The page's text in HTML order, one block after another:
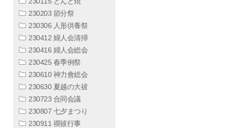
230203 節分祭
230306 人形供養祭
230412 婦人会清掃
230416 婦人会総会
230425 春季例祭
230610 神力會総会
230630 夏越の大祓
230723 合同会議
230807 七夕まつり
230911 禊祓行事